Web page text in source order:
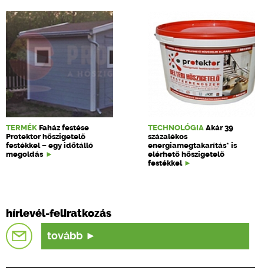
TERMÉK Faház festése
Protektor hőszigetelő
festékkel – egy időtálló
megoldás
TECHNOLÓGIA Akár 39
százalékos
energiamegtakarítás* is
elérhető hőszigetelő
festékkel
hírlevél-feliratkozás
tovább